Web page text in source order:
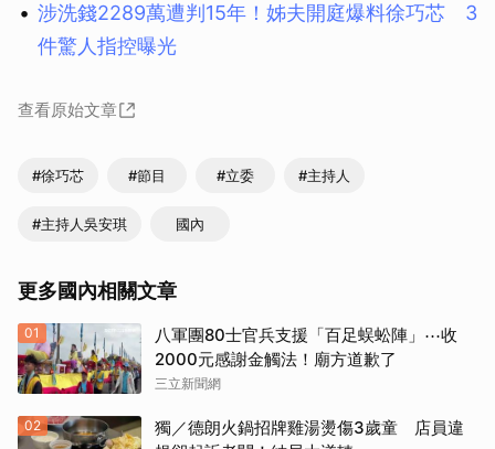
涉洗錢2289萬遭判15年！姊夫開庭爆料徐巧芯 3
件驚人指控曝光
查看原始文章
#徐巧芯 #節目 #立委 #主持人
#主持人吳安琪 國內
更多國內相關文章
01
八軍團80士官兵支援「百足蜈蚣陣」⋯收
2000元感謝金觸法！廟方道歉了
三立新聞網
02
獨／德朗火鍋招牌雞湯燙傷3歲童 店員違